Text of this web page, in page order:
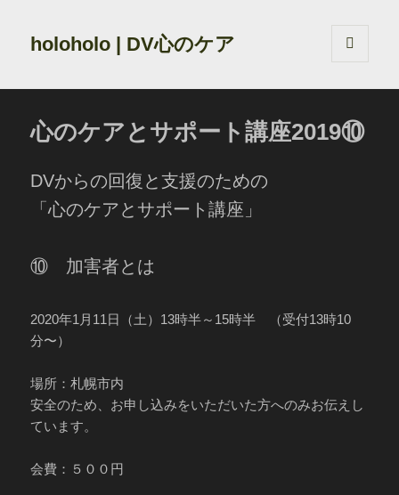
holoholo | DV心のケア
ーとウ
ット
心のケアとサポート講座2019⑩
DVからの回復と支援のための
「心のケアとサポート講座」
⑩ 加害者とは
2020年1月11日（土）13時半～15時半 （受付13時10
分〜）
場所：札幌市内
安全のため、お申し込みをいただいた方へのみお伝えし
ています。
会費：５００円